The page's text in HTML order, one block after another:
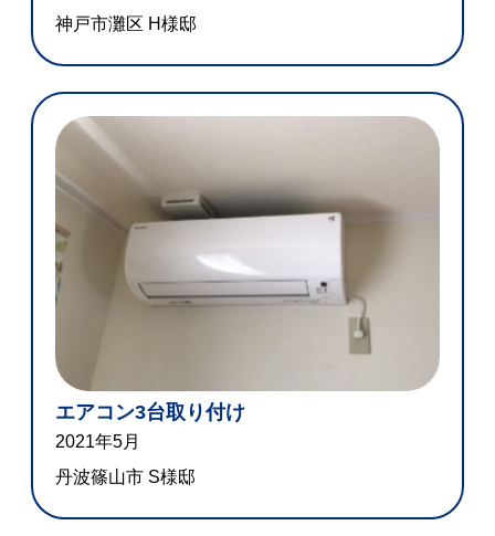
神戸市灘区 H様邸
エアコン3台取り付け
2021年5月
丹波篠山市 S様邸